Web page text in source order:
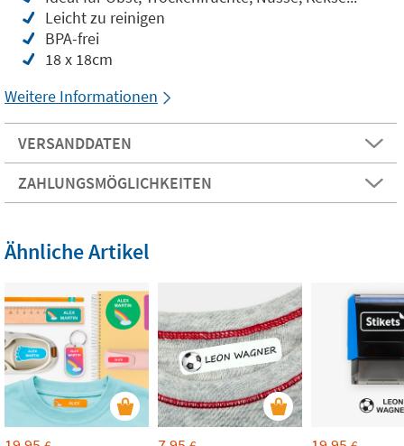
Leicht zu reinigen
BPA-frei
18 x 18cm
Weitere Informationen
VERSANDDATEN
ZAHLUNGSMÖGLICHKEITEN
Ähnliche Artikel